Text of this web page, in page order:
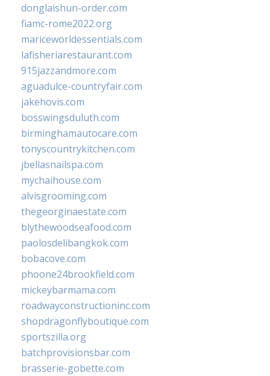
donglaishun-order.com
fiamc-rome2022.org
mariceworldessentials.com
lafisheriarestaurant.com
915jazzandmore.com
aguadulce-countryfair.com
jakehovis.com
bosswingsduluth.com
birminghamautocare.com
tonyscountrykitchen.com
jbellasnailspa.com
mychaihouse.com
alvisgrooming.com
thegeorginaestate.com
blythewoodseafood.com
paolosdelibangkok.com
bobacove.com
phoone24brookfield.com
mickeybarmama.com
roadwayconstructioninc.com
shopdragonflyboutique.com
sportszilla.org
batchprovisionsbar.com
brasserie-gobette.com